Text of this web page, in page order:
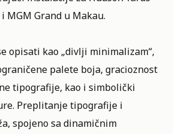
MGM Grand u Makau.
opisati kao „divlji minimalizam“,
palete boja, gracioznost
tipografije, kao i simbolički
Preplitanje tipografije i
spojeno sa dinamičnim